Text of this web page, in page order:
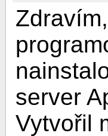
server
Vytvořil